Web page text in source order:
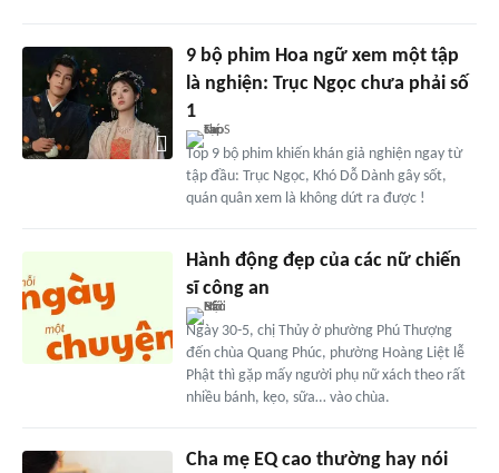
9 bộ phim Hoa ngữ xem một tập
là nghiện: Trục Ngọc chưa phải số
1
Top 9 bộ phim khiến khán giả nghiện ngay từ
tập đầu: Trục Ngọc, Khó Dỗ Dành gây sốt,
quán quân xem là không dứt ra được !
Hành động đẹp của các nữ chiến
sĩ công an
Ngày 30-5, chị Thủy ở phường Phú Thượng
đến chùa Quang Phúc, phường Hoàng Liệt lễ
Phật thì gặp mấy người phụ nữ xách theo rất
nhiều bánh, kẹo, sữa… vào chùa.
Cha mẹ EQ cao thường hay nói